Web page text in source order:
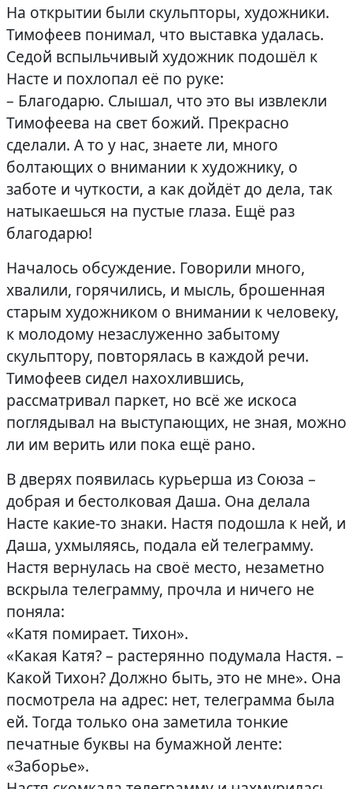
Нa открытии были скульпторы, художники.
Тимофеев понимал, что выставка удалась.
Седой вспыльчивый художник подошёл к
Насте и похлопал её по руке:
– Благодарю. Слышал, что это вы извлекли
Тимофеева на свет божий. Прекрасно
сделали. А то у нас, знаете ли, много
болтающих о внимании к художнику, о
заботе и чуткости, а как дойдёт до дела, так
натыкаешься на пустые глаза. Ещё раз
благодарю!
Началось обсуждение. Говорили много,
хвалили, горячились, и мысль, брошенная
старым художником о внимании к человеку,
к молодому незаслуженно забытому
скульптору, повторялась в каждой речи.
Тимофеев сидел нахохлившись,
рассматривал паркет, но всё же искоса
поглядывал на выступающих, не зная, можно
ли им верить или пока ещё рано.
В дверях появилась курьерша из Союза –
добрая и бестолковая Даша. Она делала
Насте какие-то знаки. Настя подошла к ней, и
Даша, ухмыляясь, подала ей телеграмму.
Настя вернулась на своё место, незаметно
вскрыла телеграмму, прочла и ничего не
поняла:
«Катя помирает. Тихон».
«Какая Катя? – растерянно подумала Настя. –
Какой Тихон? Должно быть, это не мне». Она
посмотрела на адрес: нет, телеграмма была
ей. Тогда только она заметила тонкие
печатные буквы на бумажной ленте:
«Заборье».